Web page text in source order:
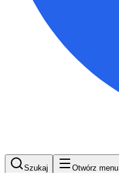
Szukaj Otwórz menu